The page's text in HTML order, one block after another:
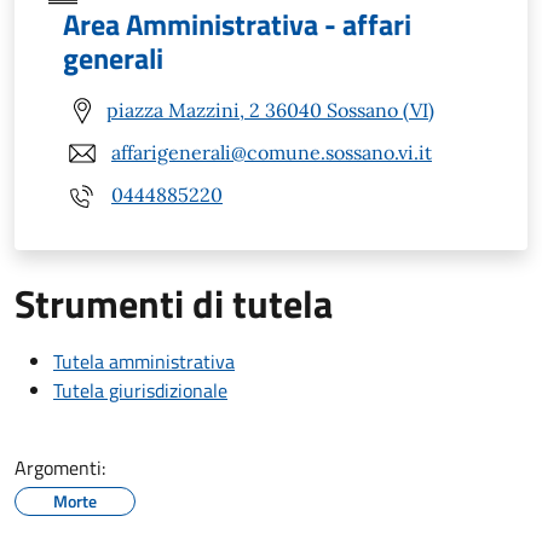
Area Amministrativa - affari
generali
piazza Mazzini, 2 36040 Sossano (VI)
affarigenerali@comune.sossano.vi.it
0444885220
Strumenti di tutela
Tutela amministrativa
Tutela giurisdizionale
Argomenti:
Morte